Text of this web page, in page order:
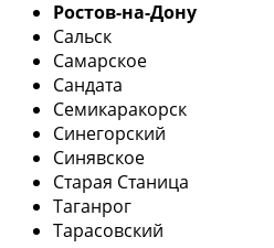
Ростов-на-Дону
Сальск
Самарское
Сандата
Семикаракорск
Синегорский
Синявское
Старая Станица
Таганрог
Тарасовский